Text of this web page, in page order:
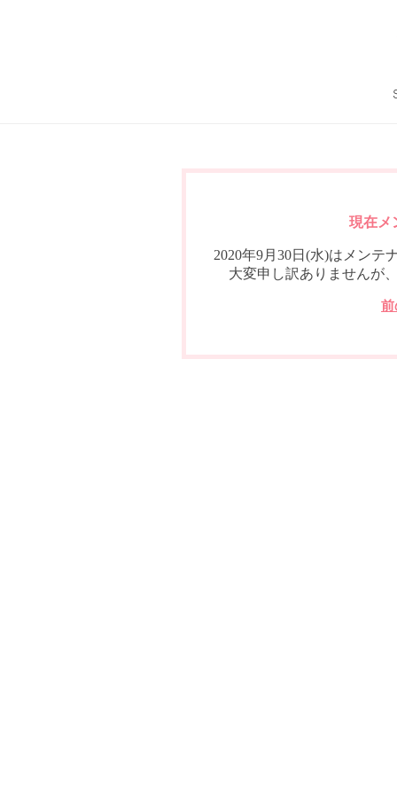
現在メ
2020年9月30日(水)はメンテ
大変申し訳ありませんが
前